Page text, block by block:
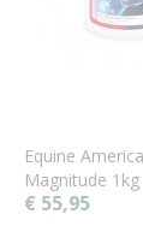
Equine America
Magnitude 1kg
€ 55,95